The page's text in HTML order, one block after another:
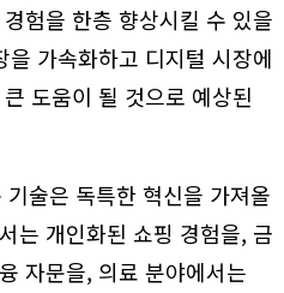
험을 한층 향상시킬 수 있을
가속화하고 디지털 시장에
도움이 될 것으로 예상된
술은 독특한 혁신을 가져올
는 개인화된 쇼핑 경험을, 금
자문을, 의료 분야에서는